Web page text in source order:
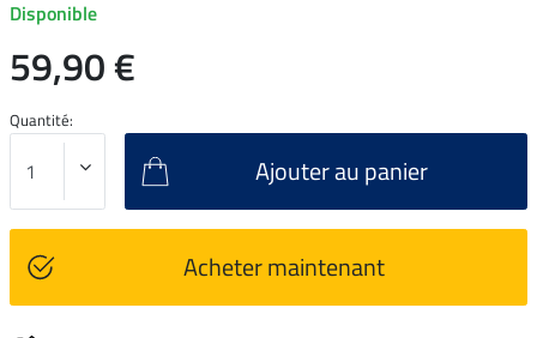
Disponible
59,90 €
Quantité:
Ajouter au panier
Acheter maintenant